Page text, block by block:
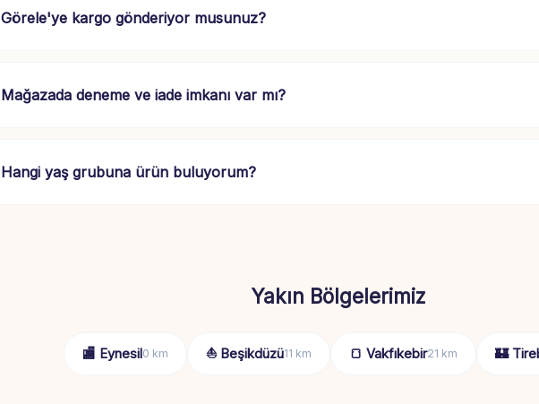
Görele'ye kargo gönderiyor musunuz?
Mağazada deneme ve iade imkanı var mı?
Hangi yaş grubuna ürün buluyorum?
Yakın Bölgelerimiz
🏬 Eynesil0 km ⛵ Beşikdüzü11 km 🍞 Vakfıkebir21 km 🏰